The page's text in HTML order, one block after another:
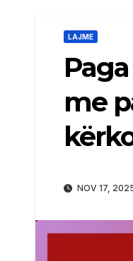
LAJME
me
NOV 17,